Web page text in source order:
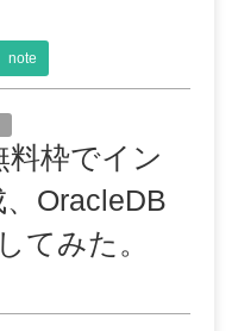
note
料枠でイン
OracleDB
てみた。